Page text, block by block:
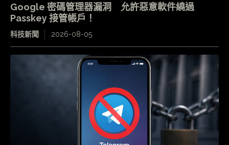
Google 密碼管理器漏洞 允許惡意軟件繞過
Passkey 接管帳戶！
科技新聞 2026-08-05